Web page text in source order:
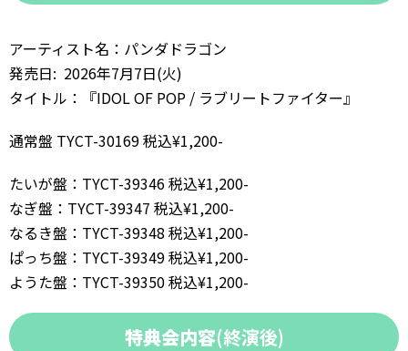
アーティスト名：パンダドラゴン
発売日: 2026年7月7日(火)
タイトル：『IDOL OF POP / ラブリートファイター』
通常盤 TYCT-30169 税込¥1,200-
たいが盤：TYCT-39346 税込¥1,200-
なぎ盤：TYCT-39347 税込¥1,200-
なるき盤：TYCT-39348 税込¥1,200-
ぱっち盤：TYCT-39349 税込¥1,200-
ようた盤：TYCT-39350 税込¥1,200-
特典会内容(終演後)